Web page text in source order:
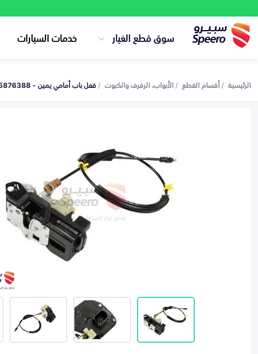
سوق قطع الغيار خدمات السيارات
الرئيسية أقسام القطع الأبواب، الرفرف والكبوت قفل باب أمامي يمين - 25876388